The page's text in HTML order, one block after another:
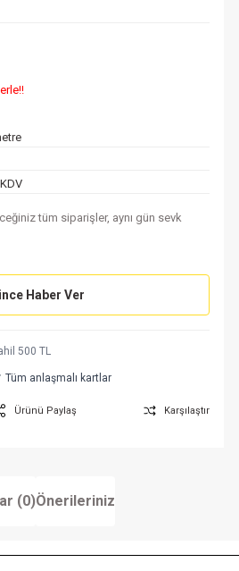
tüm siparişler, aynı gün sevk
Haber Ver
500 TL
Tüm anlaşmalı kartlar
Ürünü Paylaş Karşılaştır
(0)Önerileriniz